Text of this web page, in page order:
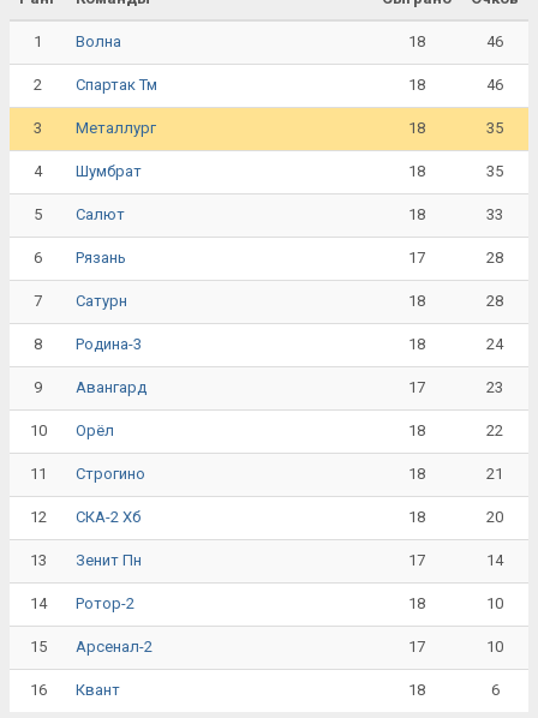
1 Волна 18 46
2 Спартак Тм 18 46
3 Металлург 18 35
4 Шумбрат 18 35
5 Салют 18 33
6 Рязань 17 28
7 Сатурн 18 28
8 Родина-3 18 24
9 Авангард 17 23
10 Орёл 18 22
11 Строгино 18 21
12 СКА-2 Хб 18 20
13 Зенит Пн 17 14
14 Ротор-2 18 10
15 Арсенал-2 17 10
16 Квант 18 6